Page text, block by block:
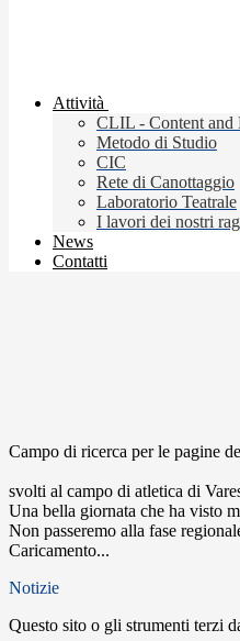
Attività
CLIL - Content and
Metodo di Studio
CIC
Rete di Canottaggio
Laboratorio Teatrale
I lavori dei nostri
News
Contatti
Campo di ricerca per le pagine
svolti al campo di atletica di
Una bella giornata che ha visto
Non passeremo alla fase
Caricamento...
Notizie
Questo sito o gli strumenti terzi